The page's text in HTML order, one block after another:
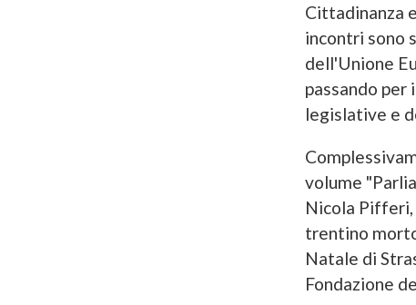
Cittadinanza
incontri sono
dell'Unione
passando
legislative e
volume
Nicola
trentino
Natale di
Fondazione